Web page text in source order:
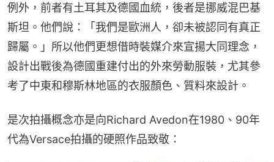
例外，前者有土耳其及德國血統，後者是挪威混巴基
斯坦。他們說：「我們是歐洲人，卻未被認同有真正
歸屬。」所以他們更想借時裝媒介來宣揚大同理念，
設計出戰後為德國重建付出的外來勞動服裝，尤其參
考了中東和穆斯林地區的衣服顏色、質料來設計。
是次拍攝概念亦是向Richard Avedon在1980、90年
代為Versace拍攝的硬照作品致敬：